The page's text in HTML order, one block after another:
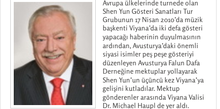
Avrupa ülkelerinde turnede olan
Shen Yun Gösteri Sanatları Tur
Grubunun 17 Nisan 2010’da müzik
başkenti Viyana’da iki defa gösteri
yapacağı haberinin duyulmasının
ardından, Avusturya’daki önemli
siyasi isimler peş peşe gösteriyi
düzenleyen Avusturya Falun Dafa
Derneğine mektuplar yollayarak
Shen Yun’un üçüncü kez Viyana’ya
gelişini kutladılar. Mektup
gönderenler arasında Viyana Valisi
Dr. Michael Haupl de yer aldı.